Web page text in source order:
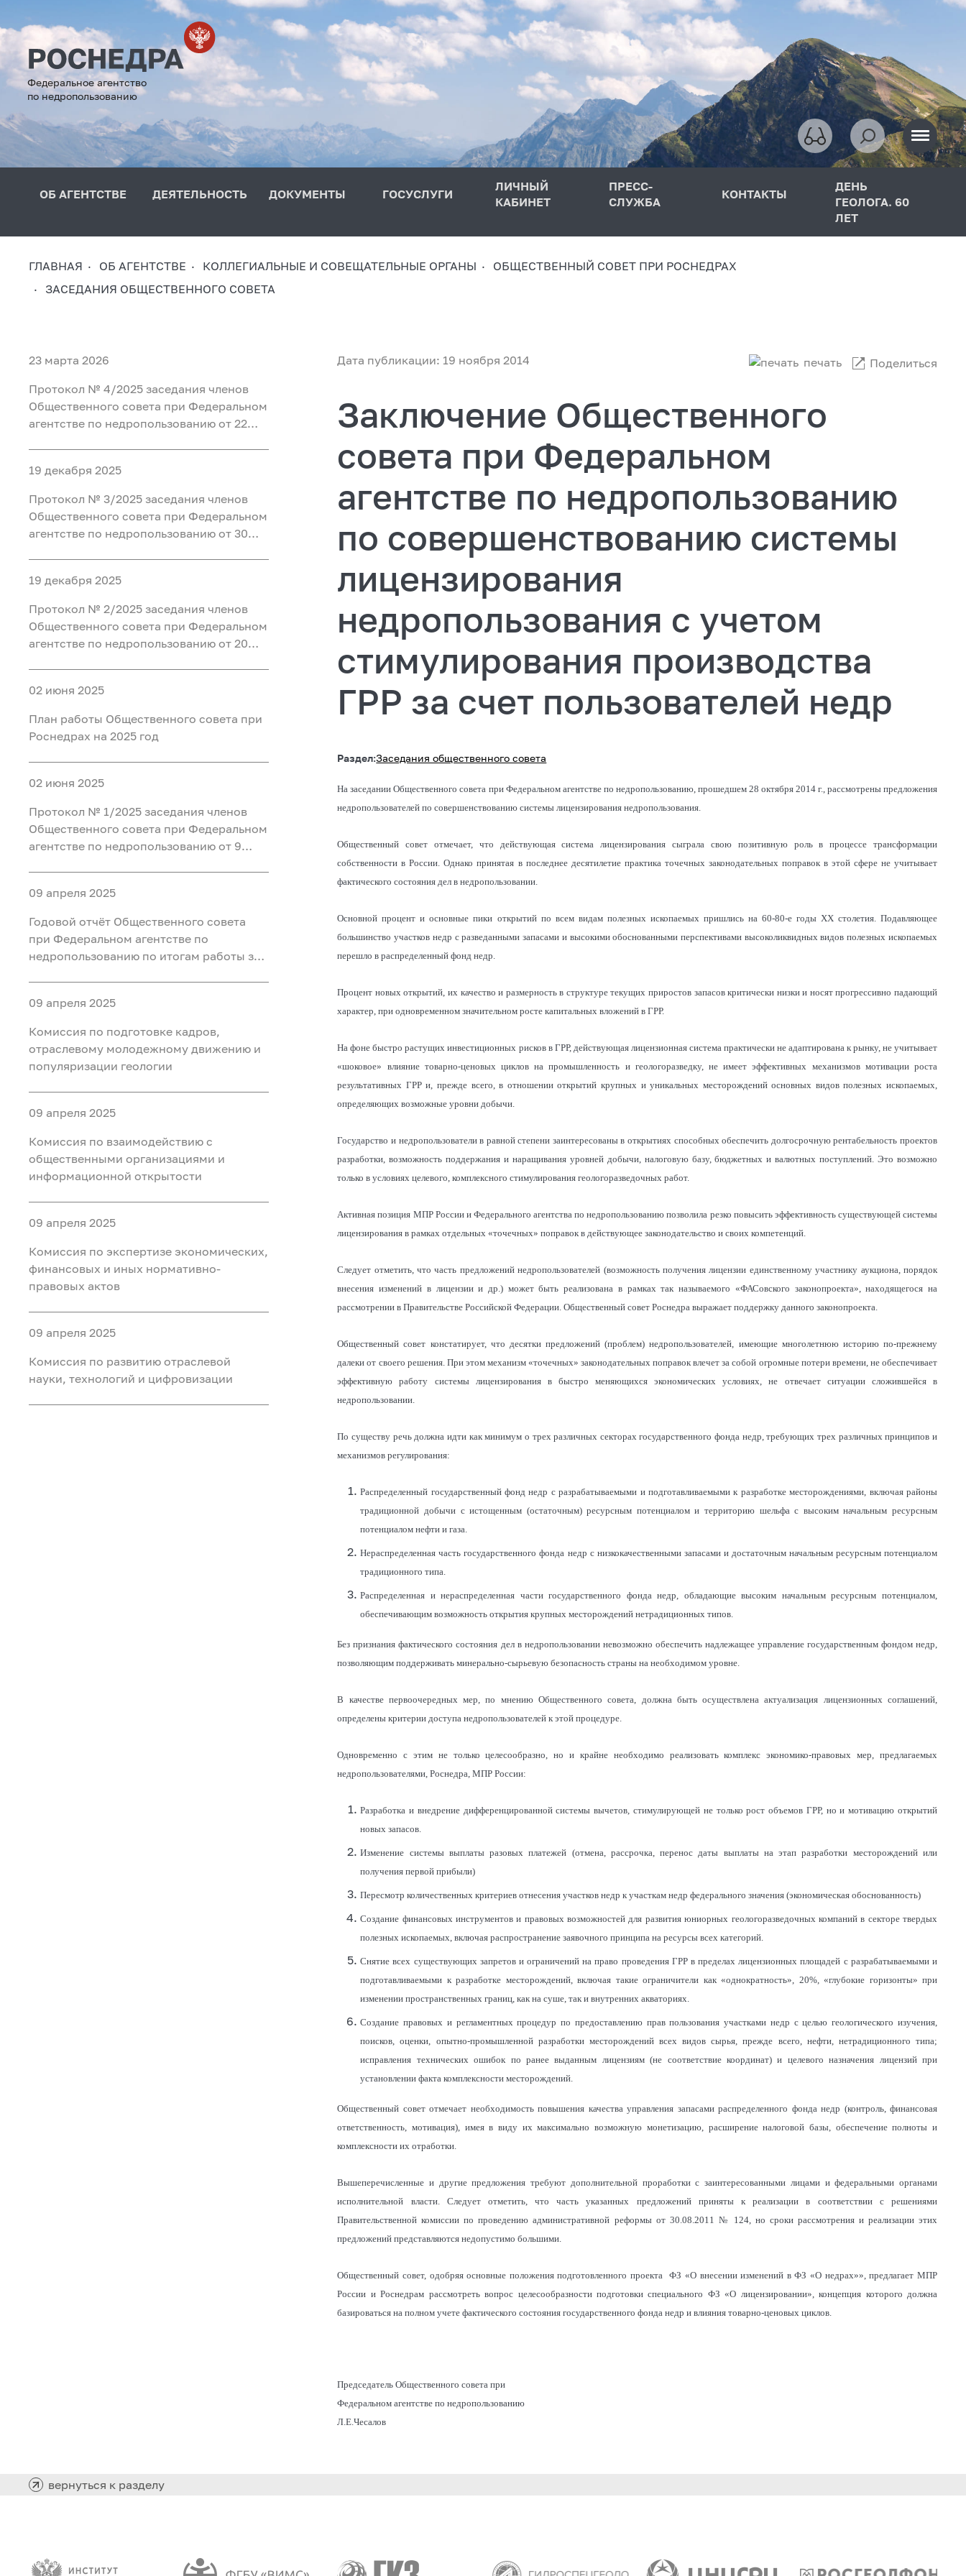
Федеральное агентство
по недропользованию
ОБ АГЕНТСТВЕ ДЕЯТЕЛЬНОСТЬ ДОКУМЕНТЫ ГОСУСЛУГИ
ЛИЧНЫЙ
КАБИНЕТ
ПРЕСС-
СЛУЖБА
КОНТАКТЫ
ДЕНЬ
ГЕОЛОГА. 60
ЛЕТ
ГЛАВНАЯ ОБ АГЕНТСТВЕ КОЛЛЕГИАЛЬНЫЕ И СОВЕЩАТЕЛЬНЫЕ ОРГАНЫ
ОБЩЕСТВЕННЫЙ СОВЕТ ПРИ РОСНЕДРАХ
ЗАСЕДАНИЯ ОБЩЕСТВЕННОГО СОВЕТА
23 марта 2026
Протокол № 4/2025 заседания членов
Общественного совета при Федеральном
агентстве по недропользованию от 22
19 декабря 2025
Протокол № 3/2025 заседания членов
Общественного совета при Федеральном
агентстве по недропользованию от 30
19 декабря 2025
Протокол № 2/2025 заседания членов
Общественного совета при Федеральном
агентстве по недропользованию от 20
02 июня 2025
План работы Общественного совета при
Роснедрах на 2025 год
02 июня 2025
Протокол № 1/2025 заседания членов
Общественного совета при Федеральном
агентстве по недропользованию от 9
09 апреля 2025
Годовой отчёт Общественного совета
при Федеральном агентстве по
недропользованию по итогам работы за
09 апреля 2025
Комиссия по подготовке кадров,
отраслевому молодежному движению и
популяризации геологии
09 апреля 2025
Комиссия по взаимодействию с
общественными организациями и
информационной открытости
09 апреля 2025
Комиссия по экспертизе экономических,
финансовых и иных нормативно-
правовых актов
09 апреля 2025
Комиссия по развитию отраслевой
науки, технологий и цифровизации
Дата публикации: 19 ноября 2014 печать Поделиться
Заключение Общественного
совета при Федеральном
агентстве по недропользованию
по совершенствованию системы
лицензирования
недропользования с учетом
стимулирования производства
ГРР за счет пользователей недр
Раздел:Заседания общественного совета
На заседании Общественного совета при Федеральном агентстве по недропользованию, прошедшем 28 октября 2014 г., рассмотрены предложения
недропользователей по совершенствованию системы лицензирования недропользования.
Общественный совет отмечает, что действующая система лицензирования сыграла свою позитивную роль в процессе трансформации
собственности в России. Однако принятая в последнее десятилетие практика точечных законодательных поправок в этой сфере не учитывает
фактического состояния дел в недропользовании.
Основной процент и основные пики открытий по всем видам полезных ископаемых пришлись на 60-80-е годы XX столетия. Подавляющее
большинство участков недр с разведанными запасами и высокими обоснованными перспективами высоколиквидных видов полезных ископаемых
перешло в распределенный фонд недр.
Процент новых открытий, их качество и размерность в структуре текущих приростов запасов критически низки и носят прогрессивно падающий
характер, при одновременном значительном росте капитальных вложений в ГРР.
На фоне быстро растущих инвестиционных рисков в ГРР, действующая лицензионная система практически не адаптирована к рынку, не учитывает
«шоковое» влияние товарно-ценовых циклов на промышленность и геологоразведку, не имеет эффективных механизмов мотивации роста
результативных ГРР и, прежде всего, в отношении открытий крупных и уникальных месторождений основных видов полезных ископаемых,
определяющих возможные уровни добычи.
Государство и недропользователи в равной степени заинтересованы в открытиях способных обеспечить долгосрочную рентабельность проектов
разработки, возможность поддержания и наращивания уровней добычи, налоговую базу, бюджетных и валютных поступлений. Это возможно
только в условиях целевого, комплексного стимулирования геологоразведочных работ.
Активная позиция МПР России и Федерального агентства по недропользованию позволила резко повысить эффективность существующей системы
лицензирования в рамках отдельных «точечных» поправок в действующее законодательство и своих компетенций.
Следует отметить, что часть предложений недропользователей (возможность получения лицензии единственному участнику аукциона, порядок
внесения изменений в лицензии и др.) может быть реализована в рамках так называемого «ФАСовского законопроекта», находящегося на
рассмотрении в Правительстве Российской Федерации. Общественный совет Роснедра выражает поддержку данного законопроекта.
Общественный совет констатирует, что десятки предложений (проблем) недропользователей, имеющие многолетнюю историю по-прежнему
далеки от своего решения. При этом механизм «точечных» законодательных поправок влечет за собой огромные потери времени, не обеспечивает
эффективную работу системы лицензирования в быстро меняющихся экономических условиях, не отвечает ситуации сложившейся в
недропользовании.
По существу речь должна идти как минимум о трех различных секторах государственного фонда недр, требующих трех различных принципов и
механизмов регулирования:
Распределенный государственный фонд недр с разрабатываемыми и подготавливаемыми к разработке месторождениями, включая районы
традиционной добычи с истощенным (остаточным) ресурсным потенциалом и территорию шельфа с высоким начальным ресурсным
потенциалом нефти и газа.
Нераспределенная часть государственного фонда недр с низкокачественными запасами и достаточным начальным ресурсным потенциалом
традиционного типа.
Распределенная и нераспределенная части государственного фонда недр, обладающие высоким начальным ресурсным потенциалом,
обеспечивающим возможность открытия крупных месторождений нетрадиционных типов.
Без признания фактического состояния дел в недропользовании невозможно обеспечить надлежащее управление государственным фондом недр,
позволяющим поддерживать минерально-сырьевую безопасность страны на необходимом уровне.
В качестве первоочередных мер, по мнению Общественного совета, должна быть осуществлена актуализация лицензионных соглашений,
определены критерии доступа недропользователей к этой процедуре.
Одновременно с этим не только целесообразно, но и крайне необходимо реализовать комплекс экономико-правовых мер, предлагаемых
недропользователями, Роснедра, МПР России:
Разработка и внедрение дифференцированной системы вычетов, стимулирующей не только рост объемов ГРР, но и мотивацию открытий
новых запасов.
Изменение системы выплаты разовых платежей (отмена, рассрочка, перенос даты выплаты на этап разработки месторождений или
получения первой прибыли)
Пересмотр количественных критериев отнесения участков недр к участкам недр федерального значения (экономическая обоснованность)
Создание финансовых инструментов и правовых возможностей для развития юниорных геологоразведочных компаний в секторе твердых
полезных ископаемых, включая распространение заявочного принципа на ресурсы всех категорий.
Снятие всех существующих запретов и ограничений на право проведения ГРР в пределах лицензионных площадей с разрабатываемыми и
подготавливаемыми к разработке месторождений, включая такие ограничители как «однократность», 20%, «глубокие горизонты» при
изменении пространственных границ, как на суше, так и внутренних акваториях.
Создание правовых и регламентных процедур по предоставлению прав пользования участками недр с целью геологического изучения,
поисков, оценки, опытно-промышленной разработки месторождений всех видов сырья, прежде всего, нефти, нетрадиционного типа;
исправления технических ошибок по ранее выданным лицензиям (не соответствие координат) и целевого назначения лицензий при
установлении факта комплексности месторождений.
Общественный совет отмечает необходимость повышения качества управления запасами распределенного фонда недр (контроль, финансовая
ответственность, мотивация), имея в виду их максимально возможную монетизацию, расширение налоговой базы, обеспечение полноты и
комплексности их отработки.
Вышеперечисленные и другие предложения требуют дополнительной проработки с заинтересованными лицами и федеральными органами
исполнительной власти. Следует отметить, что часть указанных предложений приняты к реализации в соответствии с решениями
Правительственной комиссии по проведению административной реформы от 30.08.2011 № 124, но сроки рассмотрения и реализации этих
предложений представляются недопустимо большими.
Общественный совет, одобряя основные положения подготовленного проекта ФЗ «О внесении изменений в ФЗ «О недрах»», предлагает МПР
России и Роснедрам рассмотреть вопрос целесообразности подготовки специального ФЗ «О лицензировании», концепция которого должна
базироваться на полном учете фактического состояния государственного фонда недр и влияния товарно-ценовых циклов.
Председатель Общественного совета при
Федеральном агентстве по недропользованию
Л.Е.Чесалов
вернуться к разделу